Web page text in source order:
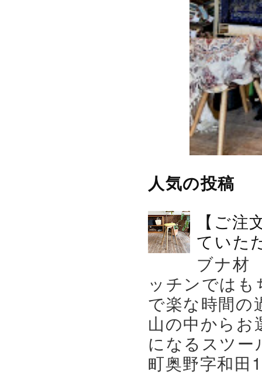
人気の投稿
【ご
ていた
ブナ材
ッチンでは
で楽な時間の
山の中から
になるスツー
町奥野字和